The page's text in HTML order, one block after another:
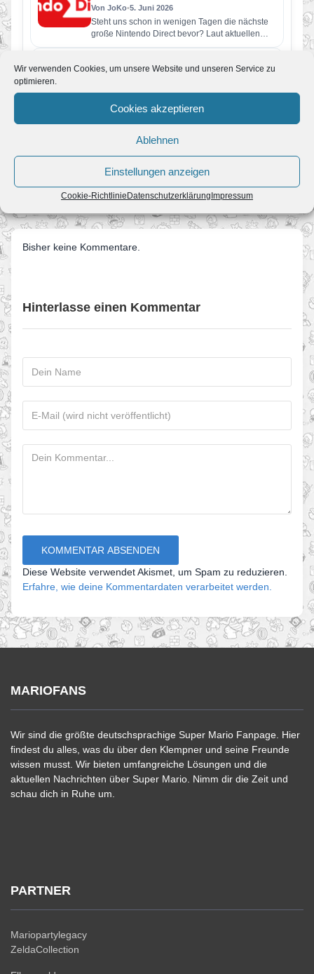
Wir verwenden Cookies, um unsere Website und unseren Service zu
optimieren.
Cookies akzeptieren
Ablehnen
Einstellungen anzeigen
Cookie-Richtlinie Datenschutzerklärung Impressum
Von JoKo•5. Juni 2026
Steht uns schon in wenigen Tagen die nächste
große Nintendo Direct bevor? Laut aktuellen
Berichten soll Nintendo bereits…
den nächsten Jahren erwartet
Manche Spiele verschwinden nach ein paar
Jahren aus dem kollektiven Gedächtnis. Super
Galaktisch gutes Design für mariofans.de →
Bisher keine Kommentare.
Hinterlasse einen Kommentar
Diese Website verwendet Akismet, um Spam zu reduzieren.
Erfahre, wie deine Kommentardaten verarbeitet werden.
MARIOFANS
Wir sind die größte deutschsprachige Super Mario Fanpage. Hier
findest du alles, was du über den Klempner und seine Freunde
wissen musst. Wir bieten umfangreiche Lösungen und die
aktuellen Nachrichten über Super Mario. Nimm dir die Zeit und
schau dich in Ruhe um.
PARTNER
Mariopartylegacy
ZeldaCollection